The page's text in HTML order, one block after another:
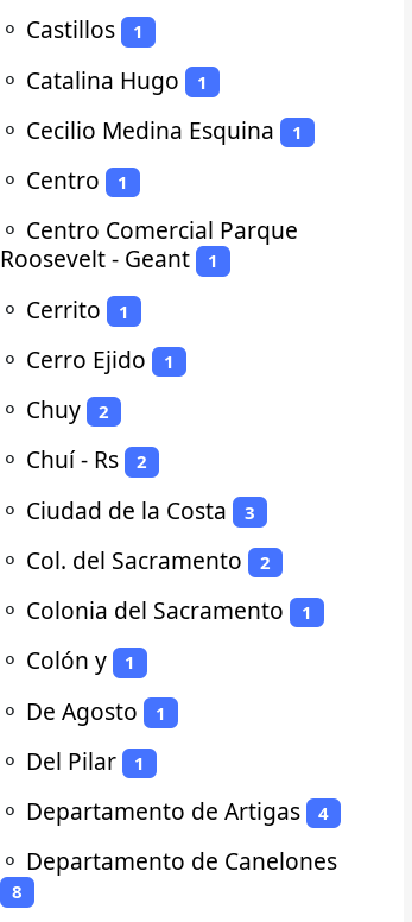
⚬ Castillos 1
⚬ Catalina Hugo 1
⚬ Cecilio Medina Esquina 1
⚬ Centro 1
⚬ Centro Comercial Parque
Roosevelt - Geant
1
⚬ Cerrito 1
⚬ Cerro Ejido 1
⚬ Chuy 2
⚬ Chuí - Rs 2
⚬ Ciudad de la Costa 3
⚬ Col. del Sacramento 2
⚬ Colonia del Sacramento 1
⚬ Colón y 1
⚬ De Agosto 1
⚬ Del Pilar 1
⚬ Departamento de Artigas 4
⚬ Departamento de Canelones
8